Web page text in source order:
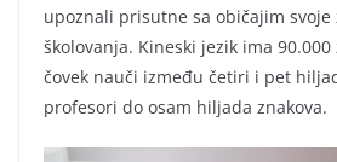
upoznali prisutne sa običajim svoje
školovanja. Kineski jezik ima
čovek nauči između četiri i pet
profesori do osam hiljada znakova.